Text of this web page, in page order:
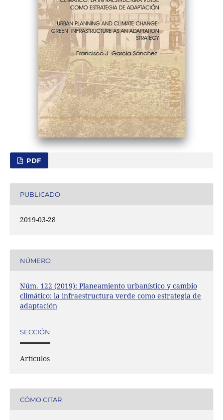
PDF
PUBLICADO
2019-03-28
NÚMERO
Núm. 122 (2019): Planeamiento urbanístico y cambio
climático: la infraestructura verde como estrategia de
adaptación
SECCIÓN
Artículos
CÓMO CITAR